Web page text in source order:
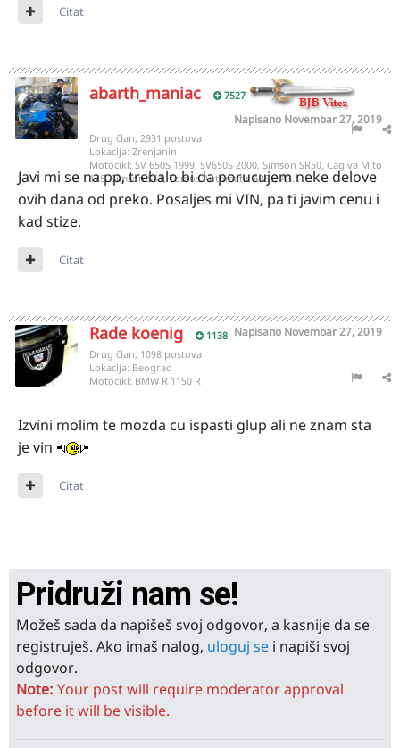
Citat
abarth_maniac 7527
Napisano Novembar 27, 2019
Drug član, 2931 postova
Lokacija: Zrenjanin
Motocikl: SV 650S 1999, SV650S 2000, Simson SR50, Cagiva Mito
125, Simson S51, Tomos Automatic A3SL, A3...
Javi mi se na pp, trebalo bi da porucujem neke delove
ovih dana od preko. Posaljes mi VIN, pa ti javim cenu i
kad stize.
Citat
Rade koenig 1138 Napisano Novembar 27, 2019
Drug član, 1098 postova
Lokacija: Beograd
Motocikl: BMW R 1150 R
Izvini molim te mozda cu ispasti glup ali ne znam sta
je vin
Citat
Pridruži nam se!
Možeš sada da napišeš svoj odgovor, a kasnije da se
registruješ. Ako imaš nalog, uloguj se i napiši svoj
odgovor.
Note: Your post will require moderator approval
before it will be visible.